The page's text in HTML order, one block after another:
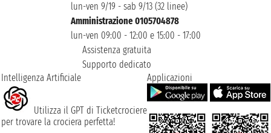
lun-ven 9/19 - sab 9/13 (32 linee)
Amministrazione 0105704878
lun-ven 09:00 - 12:00 e 15:00 - 17:00
Assistenza gratuita
Supporto dedicato
Intelligenza Artificiale
Utilizza il GPT di Ticketcrociere
per trovare la crociera perfetta!
Applicazioni